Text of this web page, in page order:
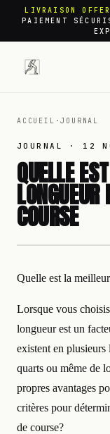
LIVRAISON
PAIEMENT
ACCUEIL ·JOURNAL
JOURNAL · 12
QUELLE
COURSE
Quelle est la
Lorsque vous
longueur est un
existent en
quarts ou même de
propres avantages
critères pour
de course?